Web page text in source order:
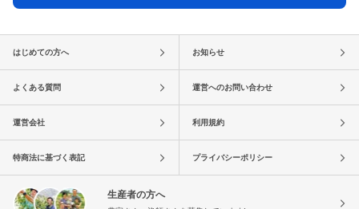
はじめての方へ お知らせ
よくある質問 運営へのお問い合わせ
運営会社 利用規約
特商法に基づく表記 プライバシーポリシー
生産者の方へ